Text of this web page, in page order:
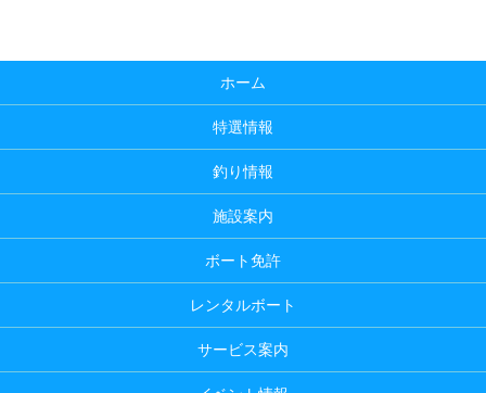
ホーム
特選情報
釣り情報
施設案内
ボート免許
レンタルボート
サービス案内